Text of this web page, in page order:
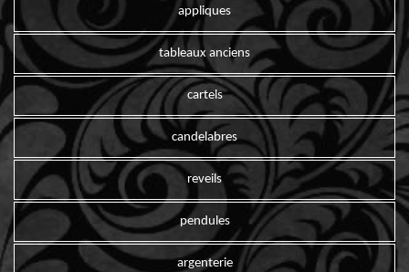
appliques
tableaux anciens
cartels
candelabres
reveils
pendules
argenterie